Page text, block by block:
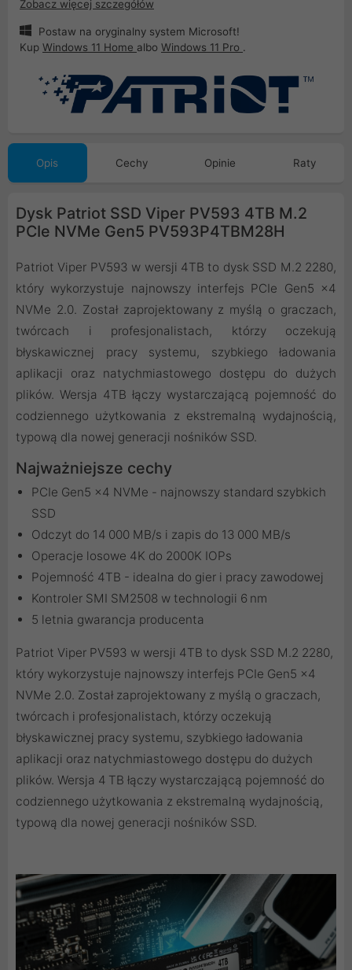
Zobacz więcej szczegółów
Postaw na oryginalny system Microsoft!
Kup Windows 11 Home albo Windows 11 Pro .
Opis Cechy Opinie Raty
Dysk Patriot SSD Viper PV593 4TB M.2
PCIe NVMe Gen5 PV593P4TBM28H
Patriot Viper PV593 w wersji 4TB to dysk SSD M.2 2280,
który wykorzystuje najnowszy interfejs PCIe Gen5 x4
NVMe 2.0. Został zaprojektowany z myślą o graczach,
twórcach i profesjonalistach, którzy oczekują
błyskawicznej pracy systemu, szybkiego ładowania
aplikacji oraz natychmiastowego dostępu do dużych
plików. Wersja 4TB łączy wystarczającą pojemność do
codziennego użytkowania z ekstremalną wydajnością,
typową dla nowej generacji nośników SSD.
Najważniejsze cechy
PCIe Gen5 x4 NVMe - najnowszy standard szybkich
SSD
Odczyt do 14 000 MB/s i zapis do 13 000 MB/s
Operacje losowe 4K do 2000K IOPs
Pojemność 4TB - idealna do gier i pracy zawodowej
Kontroler SMI SM2508 w technologii 6 nm
5 letnia gwarancja producenta
Patriot Viper PV593 w wersji 4TB to dysk SSD M.2 2280,
który wykorzystuje najnowszy interfejs PCIe Gen5 x4
NVMe 2.0. Został zaprojektowany z myślą o graczach,
twórcach i profesjonalistach, którzy oczekują
błyskawicznej pracy systemu, szybkiego ładowania
aplikacji oraz natychmiastowego dostępu do dużych
plików. Wersja 4 TB łączy wystarczającą pojemność do
codziennego użytkowania z ekstremalną wydajnością,
typową dla nowej generacji nośników SSD.